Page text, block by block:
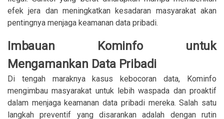
efek jera dan meningkatkan kesadaran masyarakat akan
pentingnya menjaga keamanan data pribadi.
Imbauan Kominfo untuk
Mengamankan Data Pribadi
Di tengah maraknya kasus kebocoran data, Kominfo
mengimbau masyarakat untuk lebih waspada dan proaktif
dalam menjaga keamanan data pribadi mereka. Salah satu
langkah preventif yang disarankan adalah dengan rutin